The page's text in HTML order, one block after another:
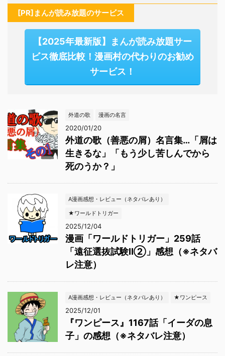
[PR]まんが読み放題のサービス
【2025年最新版】まんが読み放題サー
ビス徹底比較！漫画村の代わりのお勧め
サービス！
外道の歌 漫画の名言
2020/01/20
外道の歌（善悪の屑）名言集…「屑は
生きるな」「もう少し苦しんでから
死のうか？」
A漫画感想・レビュー（ネタバレあり）
★ワールドトリガー
2025/12/04
漫画「ワールドトリガー」259話
「遠征選抜試験Ⅱ②」感想（※ネタバ
レ注意）
A漫画感想・レビュー（ネタバレあり） ★ワンピース
2025/12/01
『ワンピース』1167話「イーダの息
子」の感想（※ネタバレ注意）